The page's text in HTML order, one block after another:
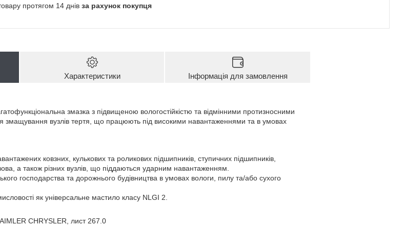
протягом 14 днів за рахунок покупця
Характеристики Інформація для замовлення
змазка з підвищеною вологостійкістю та відмінними протизносними
змащування вузлів тертя, що працюють під високими навантаженнями та в умовах
ковзних, кулькових та роликових підшипників, ступичних підшипників,
а також різних вузлів, що піддаються ударним навантаженням.
господарства та дорожнього будівництва в умовах вологи, пилу та/або сухого
як універсальне мастило класу NLGI 2.
CHRYSLER, лист 267.0